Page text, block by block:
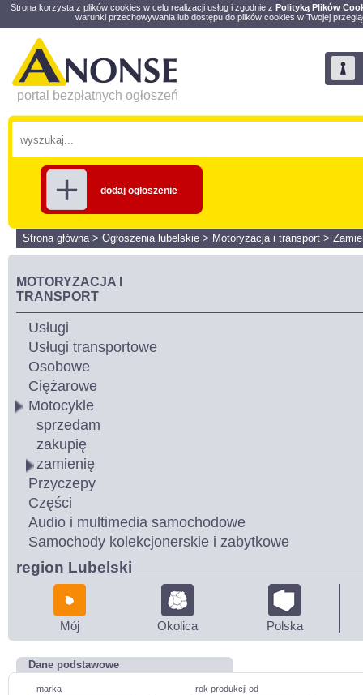
Strona korzysta z plików cookies w celu realizacji usług i zgodnie z Polityką Plików
warunki przechowywania lub dostępu do plików cookies w Twojej
portal bezpłatnych ogłoszeń
dodaj ogłoszenie
Strona główna> Ogłoszenia lubelskie > Motoryzacja i transport >
MOTORYZACJA I
TRANSPORT
Usługi
Usługi transportowe
Osobowe
Ciężarowe
Motocykle
sprzedam
zakupię
zamienię
Przyczepy
Części
Audio i multimedia samochodowe
Samochody kolekcjonerskie i zabytkowe
region Lubelski
Mój Okolica Polska
Dane podstawowe
marka rok produkcji od